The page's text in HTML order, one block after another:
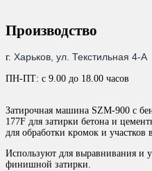
Производство
г. Харьков, ул. Текстильная 4-А
ПН-ПТ: с 9.00 до 18.00 часов
Затирочная машина SZM-900 с
177F для затирки бетона и
для обработки кромок и участков
Используют для выравнивания и
финишной затирки.